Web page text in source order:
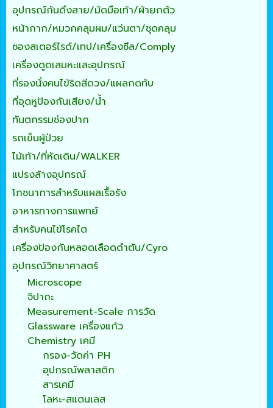
อุปกรณ์กันดึงสาย/มัดมือเท้า/ผ้ายกตัว
หน้ากาก/หมวกคลุมผม/แว่นตา/ชุดคลุม
ซองสเตอร์ไรด์/เทป/เครื่องซีล/Comply
เครื่องดูดเสมหะและอุปกรณ์
ที่รองนั่งคนไข้ริดสีดวง/แผลกดทับ
ที่อุดหูป้องกันเสียง/น้ำ
ทันตกรรมช่องปาก
รถเข็นผู้ป่วย
ไม้เท้า/ที่หัดเดิน/WALKER
แปรงล้างอุปกรณ์
โภชนาการสำหรับแผลเรื้อรัง
อาหารทางการแพทย์
สำหรับคนไข้โรคไต
เครื่องป้องกันหลอดเลือดดำตัน/Cyro
อุปกรณ์วิทยาศาสตร์
Microscope
จิปาถะ
Measurement-Scale การวัด
Glassware เครื่องแก้ว
Chemistry เคมี
กรอง-วัดค่า PH
อุปกรณ์พลาสติก
สารเคมี
โลหะ-สแตนเลส